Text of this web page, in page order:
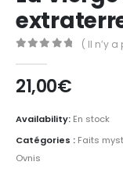
( Il n’y
21,00€
Availability: En stock
Catégories : Faits
Ovnis